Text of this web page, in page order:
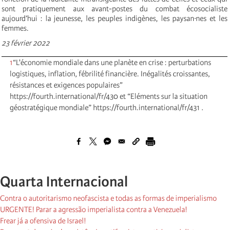
sont pratiquement aux avant-postes du combat écosocialiste
aujourd’hui : la jeunesse, les peuples indigènes, les paysan·nes et les
femmes.
23 février 2022
1“L'économie mondiale dans une planète en crise : perturbations
logistiques, inflation, fébrilité financière. Inégalités croissantes,
résistances et exigences populaires”
https://fourth.international/fr/430 et “Eléments sur la situation
géostratégique mondiale” https://fourth.international/fr/431 .
Quarta Internacional
Contra o autoritarismo neofascista e todas as formas de imperialismo
URGENTE! Parar a agressão imperialista contra a Venezuela!
Frear já a ofensiva de Israel!